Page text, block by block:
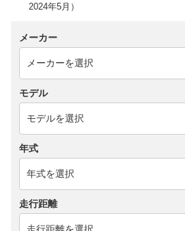
2024年5月）
メーカー
モデル
年式
走行距離